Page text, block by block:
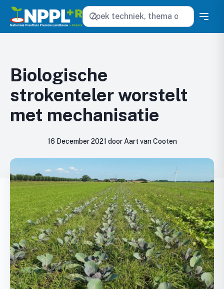
Zoeken
Biologische
strokenteler worstelt
met mechanisatie
16 December 2021 door Aart van Cooten